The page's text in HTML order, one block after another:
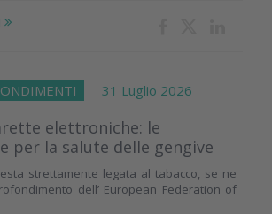
31 Luglio 2026
elettroniche: le
per la salute delle gengive
strettamente legata al tabacco, se ne
dell’ European Federation of